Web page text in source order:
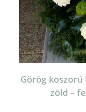
Görög
zöld –